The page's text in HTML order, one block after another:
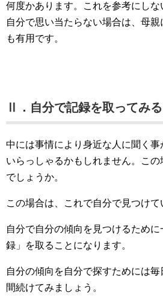
何度かあります。これを参考にしな
自分で思い当たらない場合は、母
も有用です。
Ⅱ．自分で記録を取ってみる
中には事情により身近な人に聞く
いらっしゃるかもしれません。こ
でしょうか。
この場合は、これで自分で見つけて
自分で自分の傾向を見つけるため
録」を取ることになります。
自分の傾向を自分で探すためには
間続けてみましょう。